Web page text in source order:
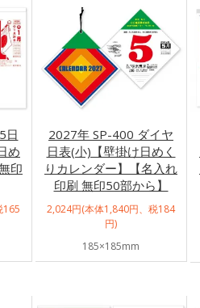
日
め
印
165
2027年 SP-400 ダイヤ
日表(小)【壁掛け日めく
りカレンダー】【名入れ
印刷 無印50部から】
2,024円(本体1,840円、税184
円)
185×185mm